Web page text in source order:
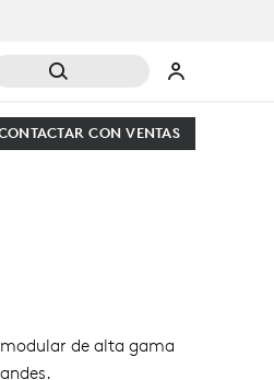
CON VENTAS
de alta gama